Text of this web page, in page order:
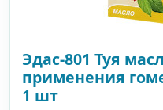
Эдас-801 Туя
применения
1 шт